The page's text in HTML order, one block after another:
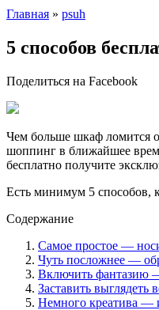
Главная » psuh
5 способов
Поделиться на Facebook
Чем больше шкаф ломится
шоппинг в ближайшее
бесплатно получите
Есть минимум 5 способов,
Содержание
Самое простое —
Чуть посложнее —
Включить фантазию
Заставить выглядеть
Немного креатива —